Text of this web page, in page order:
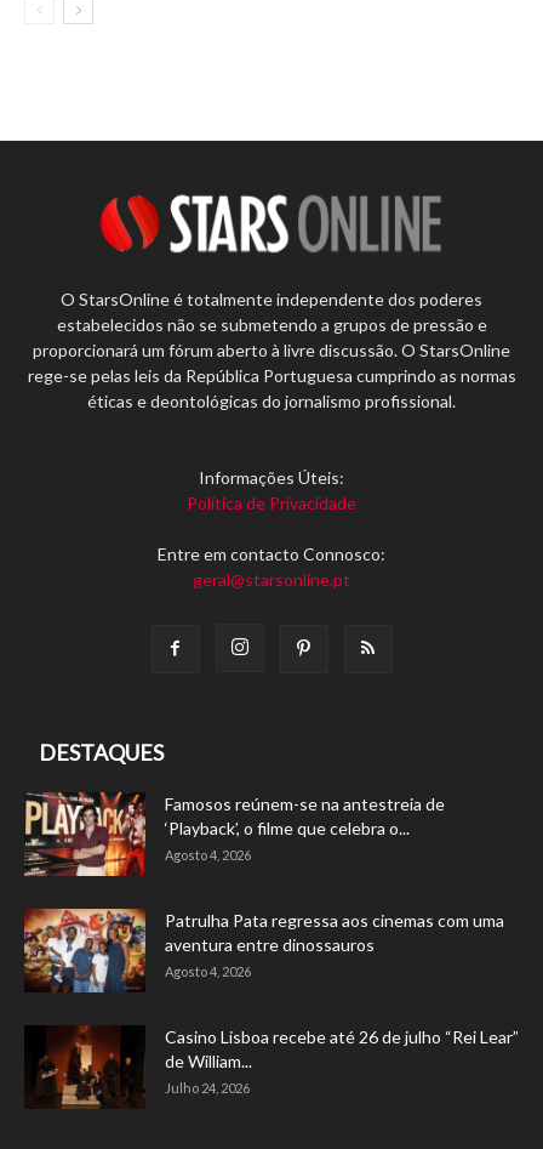
O StarsOnline é totalmente independente dos poderes
estabelecidos não se submetendo a grupos de pressão e
proporcionará um fórum aberto à livre discussão. O StarsOnline
rege-se pelas leis da República Portuguesa cumprindo as normas
éticas e deontológicas do jornalismo profissional.
Informações Úteis:
Política de Privacidade
Entre em contacto Connosco:
geral@starsonline.pt
DESTAQUES
Famosos reúnem-se na antestreia de
‘Playback’, o filme que celebra o...
Agosto 4, 2026
Patrulha Pata regressa aos cinemas com uma
aventura entre dinossauros
Agosto 4, 2026
Casino Lisboa recebe até 26 de julho “Rei Lear”
de William...
Julho 24, 2026